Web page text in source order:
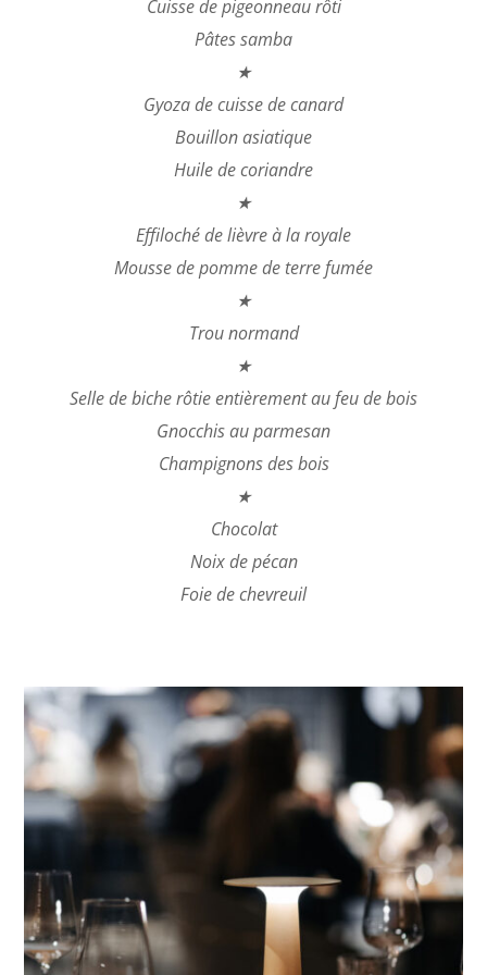
Cuisse de pigeonneau rôti
Pâtes samba
★
Gyoza de cuisse de canard
Bouillon asiatique
Huile de coriandre
★
Effiloché de lièvre à la royale
Mousse de pomme de terre fumée
★
Trou normand
★
Selle de biche rôtie entièrement au feu de bois
Gnocchis au parmesan
Champignons des bois
★
Chocolat
Noix de pécan
Foie de chevreuil